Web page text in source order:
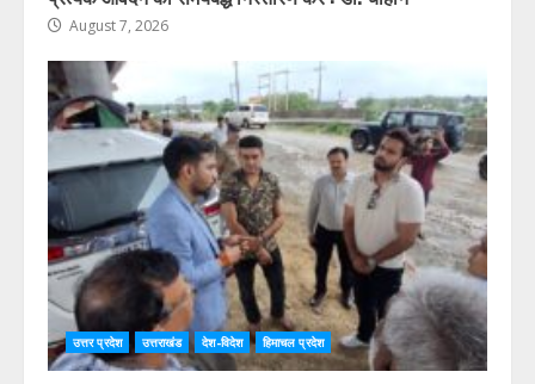
August 7, 2026
उत्तर प्रदेश उत्तराखंड देश-विदेश हिमाचल प्रदेश